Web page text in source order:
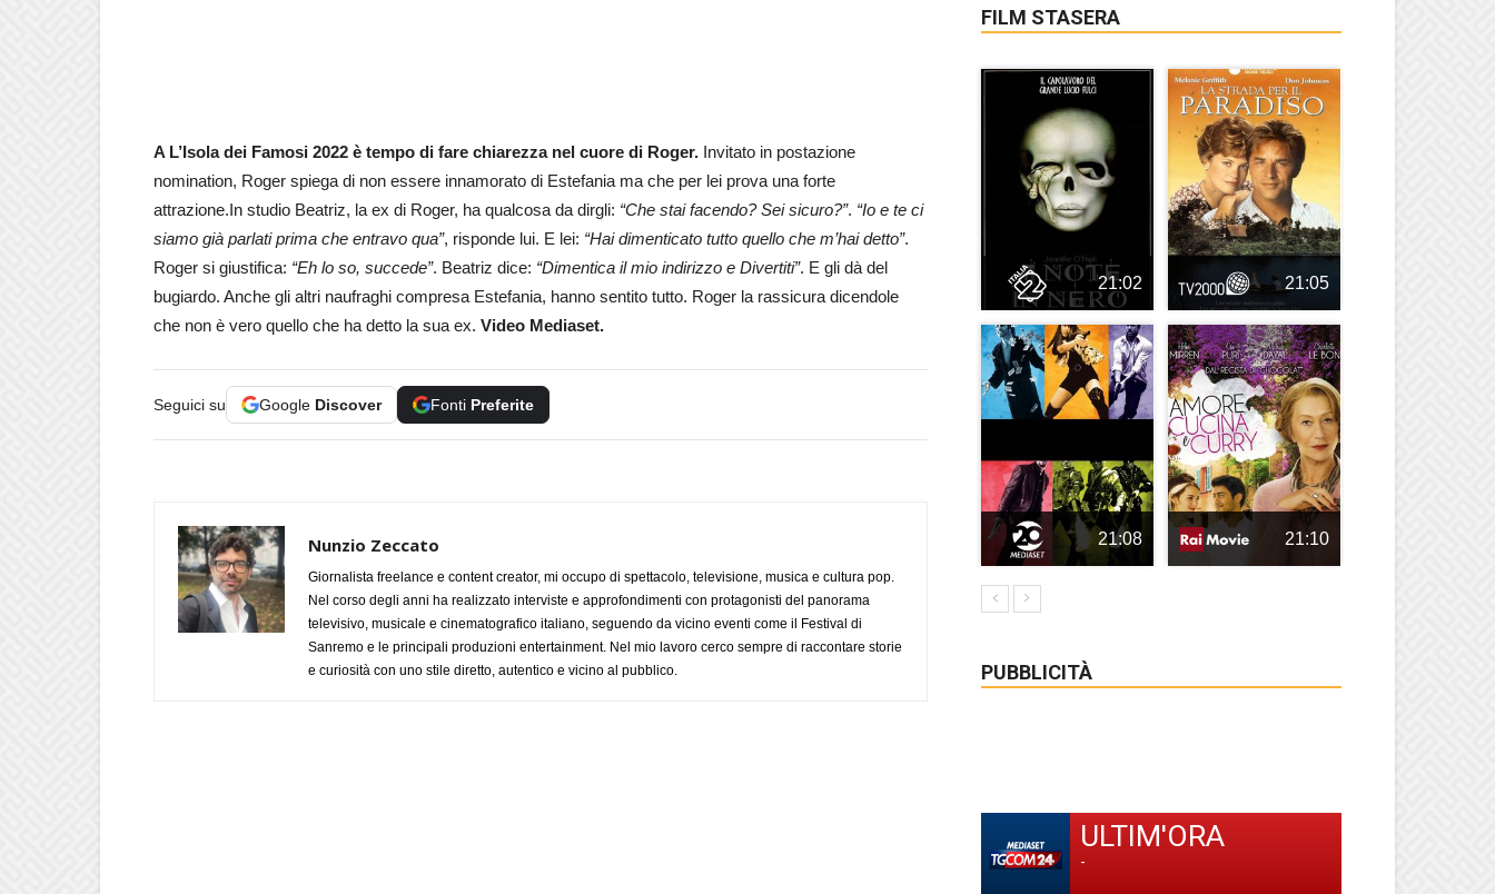
A L’Isola dei Famosi 2022 è tempo di fare chiarezza nel cuore di Roger. Invitato in postazione
nomination, Roger spiega di non essere innamorato di Estefania ma che per lei prova una forte
attrazione.In studio Beatriz, la ex di Roger, ha qualcosa da dirgli: “Che stai facendo? Sei sicuro?”. “Io e te ci
siamo già parlati prima che entravo qua”, risponde lui. E lei: “Hai dimenticato tutto quello che m’hai detto”.
Roger si giustifica: “Eh lo so, succede”. Beatriz dice: “Dimentica il mio indirizzo e Divertiti”. E gli dà del
bugiardo. Anche gli altri naufraghi compresa Estefania, hanno sentito tutto. Roger la rassicura dicendole
che non è vero quello che ha detto la sua ex. Video Mediaset.
Seguici su Google Discover Fonti Preferite
Nunzio Zeccato
Giornalista freelance e content creator, mi occupo di spettacolo, televisione, musica e cultura pop.
Nel corso degli anni ha realizzato interviste e approfondimenti con protagonisti del panorama
televisivo, musicale e cinematografico italiano, seguendo da vicino eventi come il Festival di
Sanremo e le principali produzioni entertainment. Nel mio lavoro cerco sempre di raccontare storie
e curiosità con uno stile diretto, autentico e vicino al pubblico.
FILM STASERA
21:02 21:05
21:08 21:10
PUBBLICITÀ
ULTIM'ORA
-